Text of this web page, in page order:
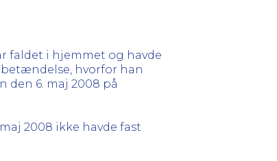
faldet i hjemmet og havde
hvorfor han
den 6. maj 2008 på
2008 ikke havde fast